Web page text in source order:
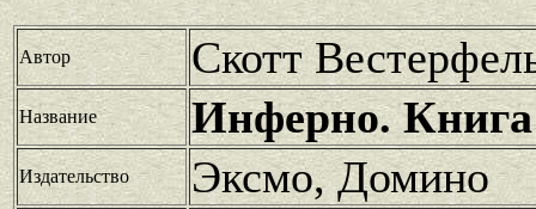
Автор Скотт
Название Инферно.
Издательство Эксмо, Домино